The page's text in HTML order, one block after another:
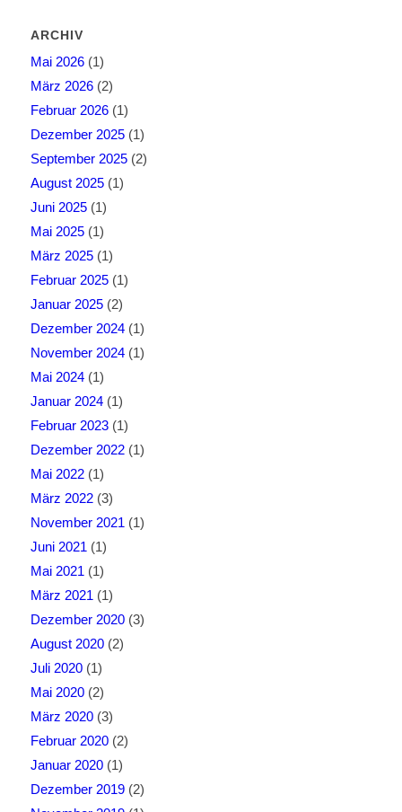
ARCHIV
Mai 2026(1)
März 2026(2)
Februar 2026(1)
Dezember 2025(1)
September 2025(2)
August 2025(1)
Juni 2025(1)
Mai 2025(1)
März 2025(1)
Februar 2025(1)
Januar 2025(2)
Dezember 2024(1)
November 2024(1)
Mai 2024(1)
Januar 2024(1)
Februar 2023(1)
Dezember 2022(1)
Mai 2022(1)
März 2022(3)
November 2021 (1)
Juni 2021 (1)
Mai 2021 (1)
März 2021 (1)
Dezember 2020(3)
August 2020(2)
Juli 2020(1)
Mai 2020(2)
März 2020(3)
Februar 2020(2)
Januar 2020(1)
Dezember 2019(2)